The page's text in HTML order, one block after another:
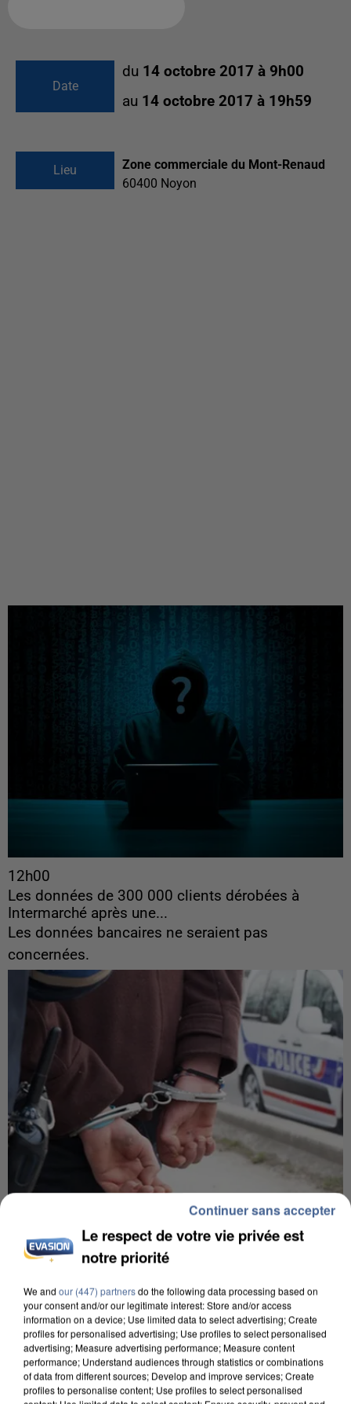
Date
du 14 octobre 2017 à 9h00
au 14 octobre 2017 à 19h59
Lieu
Zone commerciale du Mont-Renaud
60400 Noyon
12h00
Les données de 300 000 clients dérobées à
Intermarché après une...
Les données bancaires ne seraient pas
concernées.
8h00
Un second cadre de la DZ Mafia interpellé en
Un cofondateur du réseau avait été interpellé
quelques jours plus tôt.
Le respect de votre vie privée est
notre priorité
We and our (447) partnersdo the following data processing based on
your consent and/or our legitimate interest: Store and/or access
information on a device; Use limited data to select advertising; Create
profiles for personalised advertising; Use profiles to select personalised
advertising; Measure advertising performance; Measure content
performance; Understand audiences through statistics or combinations
of data from different sources; Develop and improve services; Create
profiles to personalise content; Use profiles to select personalised
Continuer sans accepter